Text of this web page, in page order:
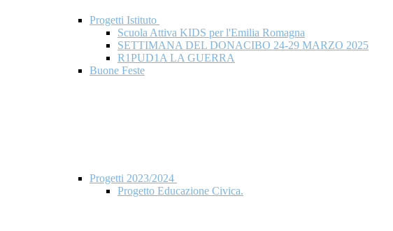
Progetti Istituto
Scuola Attiva KIDS per l'Emilia Romagna
SETTIMANA DEL DONACIBO 24-29 MARZO 2025
R1PUD1A LA GUERRA
Buone Feste
Progetti 2023/2024
Progetto Educazione Civica.